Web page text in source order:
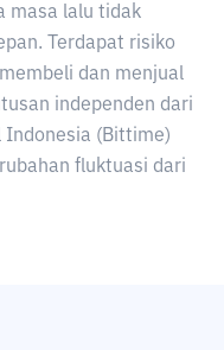
masa lalu tidak
Terdapat risiko
dan menjual
independen dari
Indonesia (Bittime)
fluktuasi dari